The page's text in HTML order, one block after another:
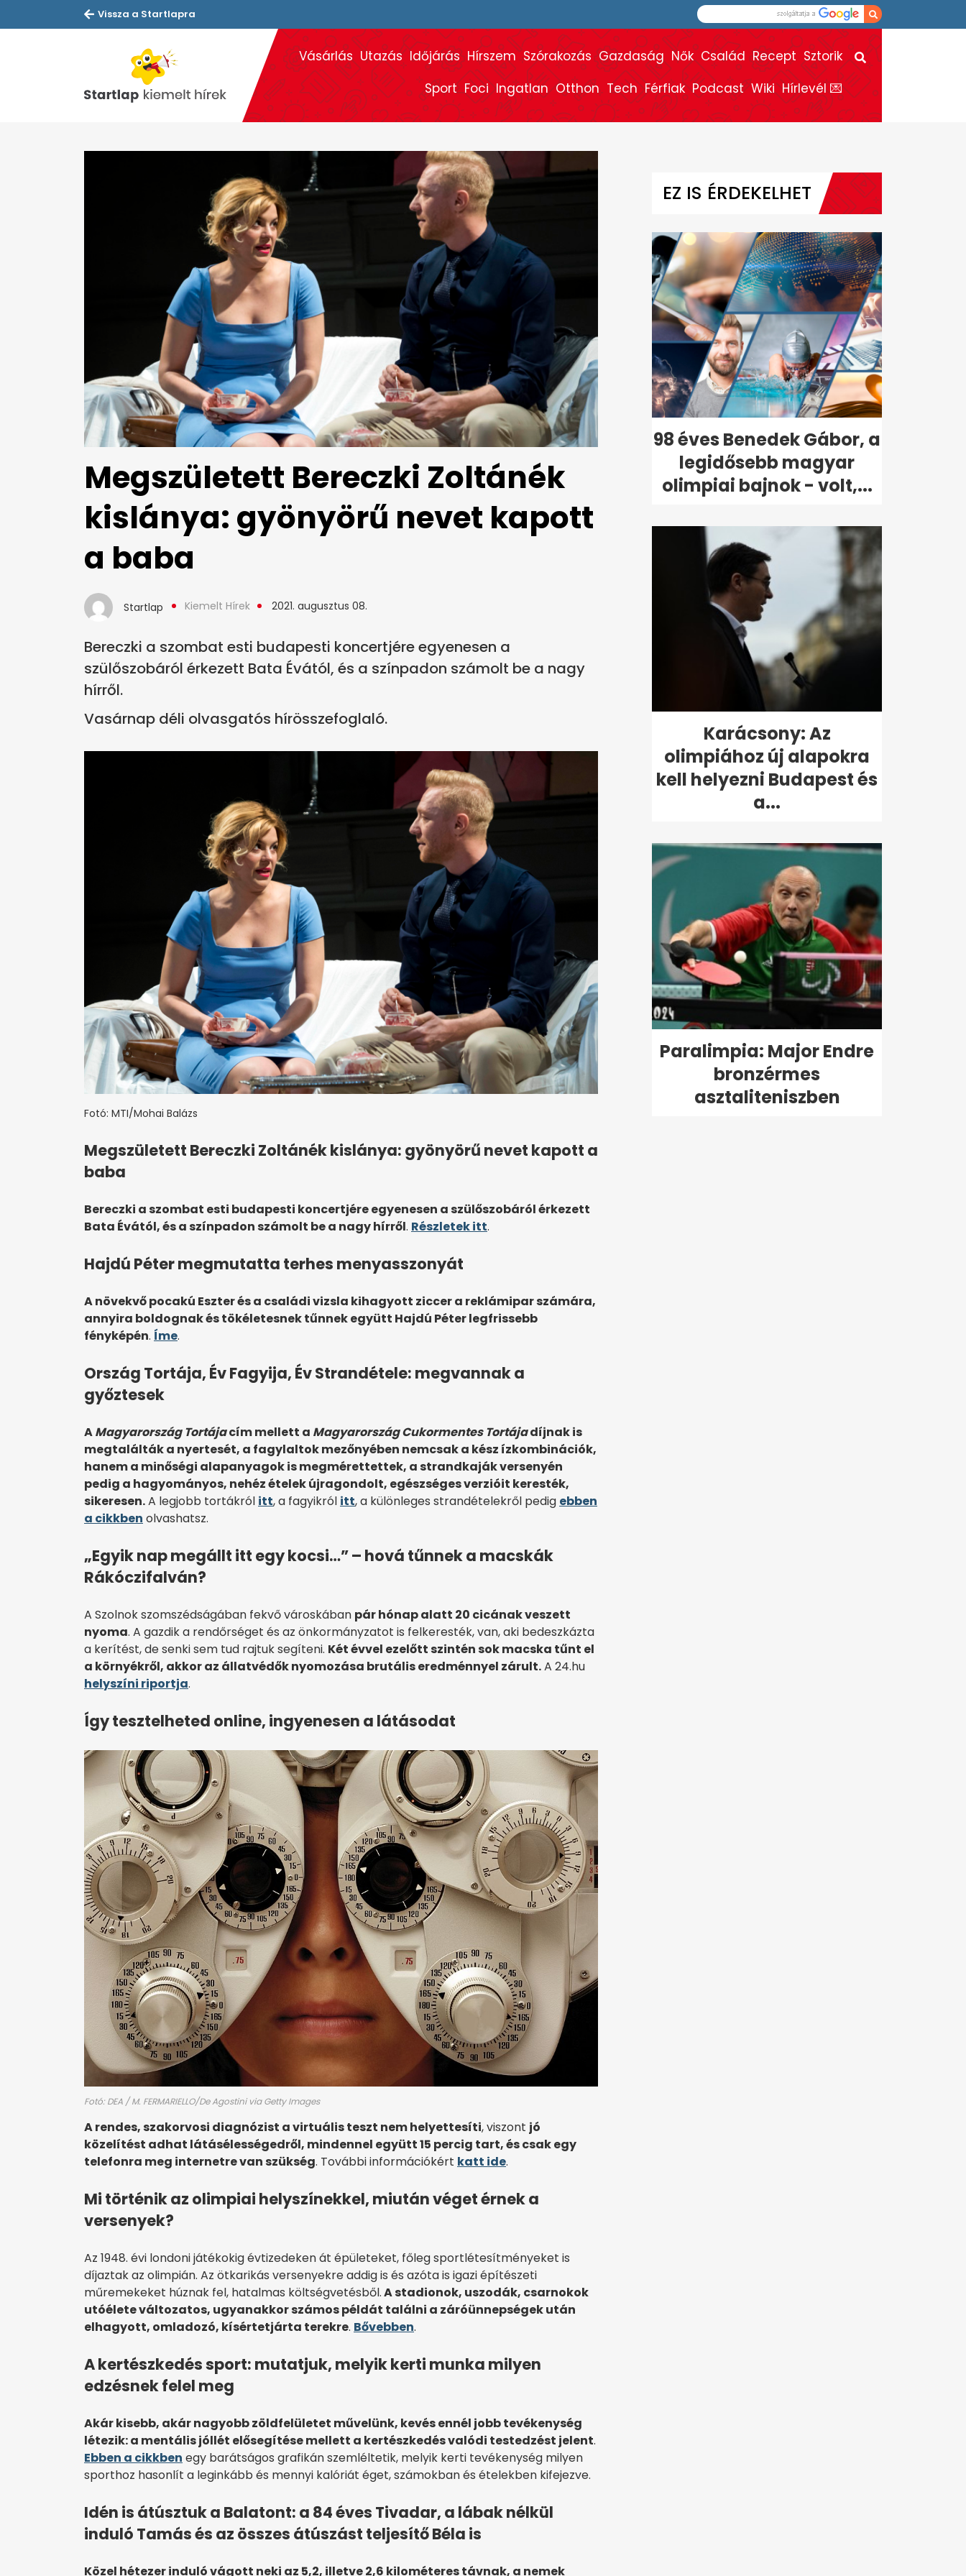
Vissza a Startlapra
Vásárlás Utazás Időjárás Hírszem Szórakozás Gazdaság Nők Család Recept Sztorik
Sport Foci Ingatlan Otthon Tech Férfiak Podcast Wiki Hírlevél 💌
Megszületett Bereczki Zoltánék
kislánya: gyönyörű nevet kapott
a baba
Startlap Kiemelt Hírek 2021. augusztus 08.
Bereczki a szombat esti budapesti koncertjére egyenesen a
szülőszobáról érkezett Bata Évától, és a színpadon számolt be a nagy
hírről.
Vasárnap déli olvasgatós hírösszefoglaló.
Fotó: MTI/Mohai Balázs
Megszületett Bereczki Zoltánék kislánya: gyönyörű nevet kapott a
baba
Bereczki a szombat esti budapesti koncertjére egyenesen a szülőszobáról érkezett
Bata Évától, és a színpadon számolt be a nagy hírről. Részletek itt.
Hajdú Péter megmutatta terhes menyasszonyát
A növekvő pocakú Eszter és a családi vizsla kihagyott ziccer a reklámipar számára,
annyira boldognak és tökéletesnek tűnnek együtt Hajdú Péter legfrissebb
fényképén. Íme.
Ország Tortája, Év Fagyija, Év Strandétele: megvannak a
győztesek
AMagyarország Tortájacím mellett a Magyarország Cukormentes Tortájadíjnak is
megtalálták a nyertesét, a fagylaltok mezőnyében nemcsak a kész ízkombinációk,
hanem a minőségi alapanyagok is megmérettettek, a strandkaják versenyén
pedig a hagyományos, nehéz ételek újragondolt, egészséges verzióit keresték,
sikeresen.A legjobb tortákról itt, a fagyikról itt, a különleges strandételekről pedig ebben
a cikkben olvashatsz.
„Egyik nap megállt itt egy kocsi…” – hová tűnnek a macskák
Rákóczifalván?
A Szolnok szomszédságában fekvő városkában pár hónap alatt 20 cicának veszett
nyoma. A gazdik a rendőrséget és az önkormányzatot is felkeresték, van, aki bedeszkázta
a kerítést, de senki sem tud rajtuk segíteni. Két évvel ezelőtt szintén sok macska tűnt el
a környékről, akkor az állatvédők nyomozása brutális eredménnyel zárult.A 24.hu
helyszíni riportja.
Így tesztelheted online, ingyenesen a látásodat
Fotó: DEA / M. FERMARIELLO/De Agostini via Getty Images
A rendes, szakorvosi diagnózist a virtuális teszt nem helyettesíti, viszont jó
közelítést adhat látásélességedről, mindennel együtt 15 percig tart, és csak egy
telefonra meg internetre van szükség. További információkért katt ide.
Mi történik az olimpiai helyszínekkel, miután véget érnek a
versenyek?
Az 1948. évi londoni játékokig évtizedeken át épületeket, főleg sportlétesítményeket is
díjaztak az olimpián. Az ötkarikás versenyekre addig is és azóta is igazi építészeti
műremekeket húznak fel, hatalmas költségvetésből.A stadionok, uszodák, csarnokok
utóélete változatos, ugyanakkor számos példát találni a záróünnepségek után
elhagyott, omladozó, kísértetjárta terekre. Bővebben.
A kertészkedés sport: mutatjuk, melyik kerti munka milyen
edzésnek felel meg
Akár kisebb, akár nagyobb zöldfelületet művelünk, kevés ennél jobb tevékenység
létezik: a mentális jóllét elősegítése mellett a kertészkedés valódi testedzést jelent.
Ebben a cikkben egy barátságos grafikán szemléltetik, melyik kerti tevékenység milyen
sporthoz hasonlít a leginkább és mennyi kalóriát éget, számokban és ételekben kifejezve.
Idén is átúsztuk a Balatont: a 84 éves Tivadar, a lábak nélkül
induló Tamás és az összes átúszást teljesítő Béla is
Közel hétezer induló vágott neki az 5,2, illetve 2,6 kilométeres távnak, a nemek
EZ IS ÉRDEKELHET
98 éves Benedek Gábor, a
legidősebb magyar
olimpiai bajnok - volt,...
Karácsony: Az
olimpiához új alapokra
kell helyezni Budapest és
a...
Paralimpia: Major Endre
bronzérmes
asztaliteniszben